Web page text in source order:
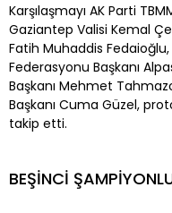
Karşılaşmayı AK Parti
Gaziantep Valisi Kemal
Fatih Muhaddis
Federasyonu Başkanı
Başkanı Mehmet
Başkanı Cuma Güzel,
takip etti.
BEŞİNCİ